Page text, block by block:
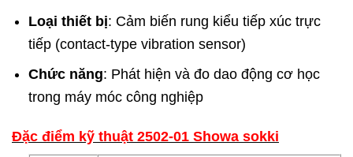
Loại thiết bị: Cảm biến rung kiểu tiếp xúc trực
tiếp (contact-type vibration sensor)
Chức năng: Phát hiện và đo dao động cơ học
trong máy móc công nghiệp
Đặc điểm kỹ thuật 2502-01 Showa sokki